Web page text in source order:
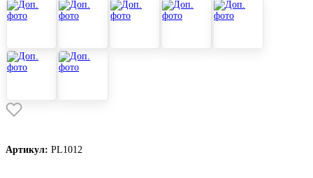
Артикул: PL1012